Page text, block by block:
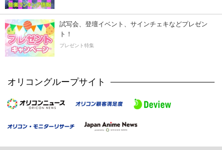
試写会、登壇イベント、サインチェキなどプレゼン
ト！
プレゼント特集
オリコングループサイト